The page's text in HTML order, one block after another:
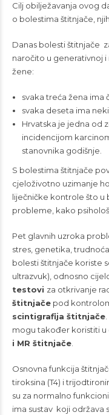
Cilj obilježavanja ovog
o bolestima štitnjače,
Danas bolesti štitnjače
naročito u generativnoj
žene:
svaka treća žena ima
svaka deseta ima
Hrvatska je jedna od
incidencijom
stanovnika godišnje.
S bolestima štitnjače
cjeloživotno uzimanje
liječničke kontrole što u
probleme, kako
Pet glavnih uzroka
stres, genetika,
bolesti štitnjače koriste
ultrazvuk), odnosno
testovi za otkrivanje
štitnjače pod
scintigrafija štitnjače
mogu također koristiti u
i MR štitnjače.
Osnovna funkcija
tiroksina (T4) i
su za normalno
ima sustav koji održava